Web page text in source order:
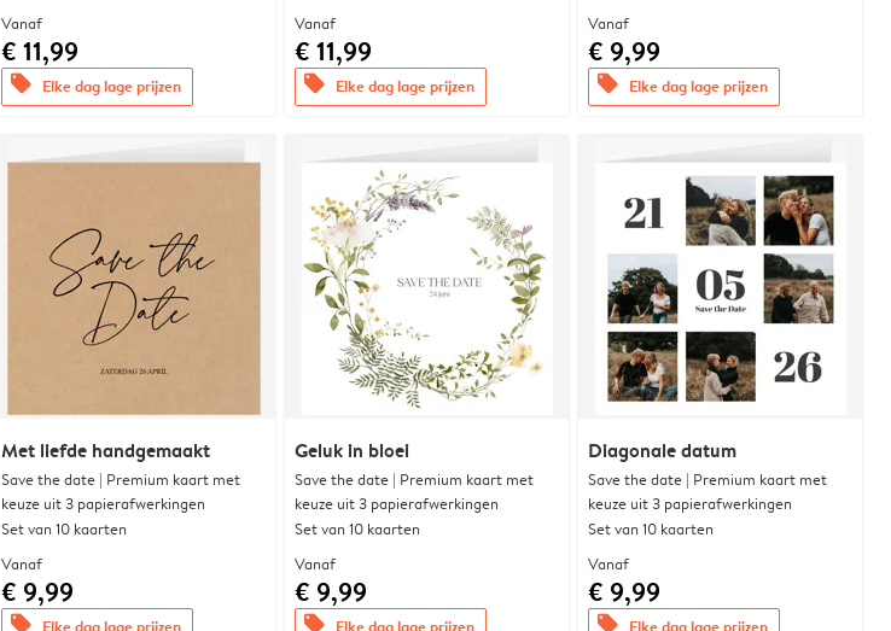
Vanaf
€ 11,99
offers Elke dag lage prijzen
Vanaf
€ 11,99
offers Elke dag lage prijzen
Vanaf
€ 9,99
offers Elke dag lage prijzen
Met liefde handgemaakt
Save the date | Premium kaart met
keuze uit 3 papierafwerkingen
Set van 10 kaarten
Vanaf
€ 9,99
offers Elke dag lage prijzen
Geluk in bloei
Save the date | Premium kaart met
keuze uit 3 papierafwerkingen
Set van 10 kaarten
Vanaf
€ 9,99
offers Elke dag lage prijzen
Diagonale datum
Save the date | Premium kaart met
keuze uit 3 papierafwerkingen
Set van 10 kaarten
Vanaf
€ 9,99
offers Elke dag lage prijzen